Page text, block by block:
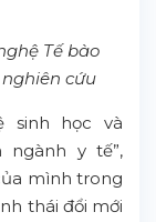
Tế bào
nghiên cứu
sinh học và
ngành y tế”,
mình trong
thái đổi mới